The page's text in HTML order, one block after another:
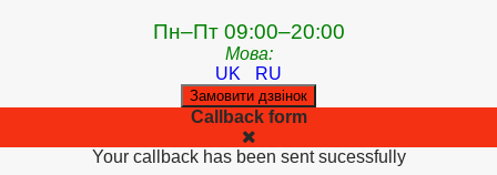
Пн–Пт 09:00–20:00
Мова:
UK
RU
Замовити дзвінок
Callback form
Your callback has been sent sucessfully